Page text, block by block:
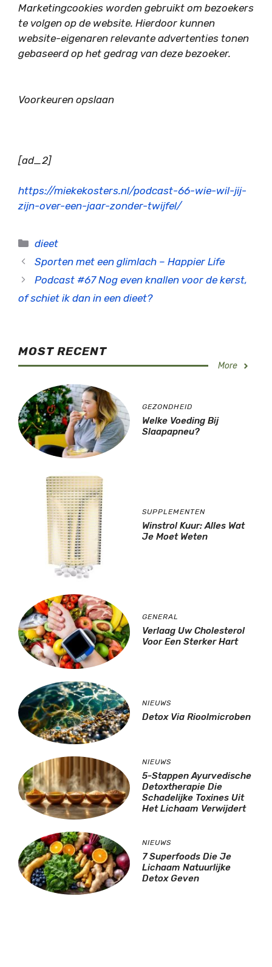
Marketingcookies worden gebruikt om bezoekers
te volgen op de website. Hierdoor kunnen
website-eigenaren relevante advertenties tonen
gebaseerd op het gedrag van deze bezoeker.
Voorkeuren opslaan
[ad_2]
https://miekekosters.nl/podcast-66-wie-wil-jij-
zijn-over-een-jaar-zonder-twijfel/
Categorieën
dieet
Sporten met een glimlach – Happier Life
Podcast #67 Nog even knallen voor de kerst,
of schiet ik dan in een dieet?
MOST RECENT
More
GEZONDHEID
Welke Voeding Bij
Slaapapneu?
SUPPLEMENTEN
Winstrol Kuur: Alles Wat
Je Moet Weten
GENERAL
Verlaag Uw Cholesterol
Voor Een Sterker Hart
NIEUWS
Detox Via Rioolmicroben
NIEUWS
5-Stappen Ayurvedische
Detoxtherapie Die
Schadelijke Toxines Uit
Het Lichaam Verwijdert
NIEUWS
7 Superfoods Die Je
Lichaam Natuurlijke
Detox Geven